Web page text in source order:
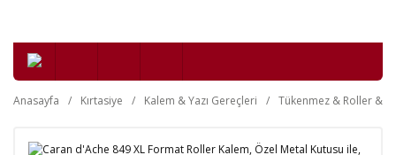
Anasayfa Kırtasiye Kalem & Yazı Gereçleri Tükenmez & Roller &